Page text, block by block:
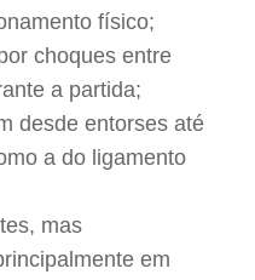
físico;
choques entre
a partida;
desde entorses até
a do ligamento
mas
em